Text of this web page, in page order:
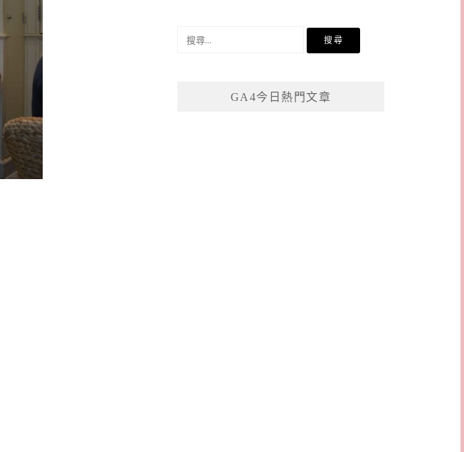
GA4今日熱門文章